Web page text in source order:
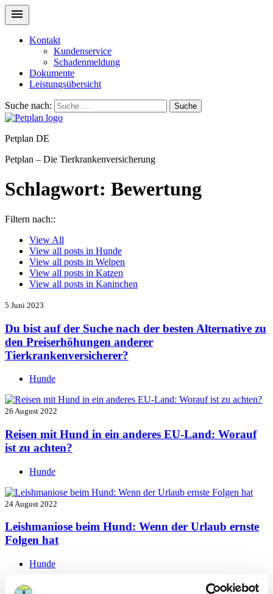
Kontakt
Kundenservice
Schadenmeldung
Dokumente
Leistungsübersicht
Suche nach: Suche
Petplan DE
Petplan – Die Tierkrankenversicherung
Schlagwort: Bewertung
Filtern nach::
View All
View all posts in Hunde
View all posts in Welpen
View all posts in Katzen
View all posts in Kaninchen
5 Juni 2023
Du bist auf der Suche nach der besten Alternative zu
den Preiserhöhungen anderer
Tierkrankenversicherer?
Hunde
26 August 2022
Reisen mit Hund in ein anderes EU-Land: Worauf
ist zu achten?
Hunde
24 August 2022
Leishmaniose beim Hund: Wenn der Urlaub ernste
Folgen hat
Hunde